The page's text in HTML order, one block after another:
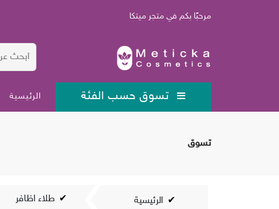
مرحبًا بكم في متجر ميتكا
تسوق حسب الفئة الرئيسية
تسوق
الرئيسية طلاء اظافر